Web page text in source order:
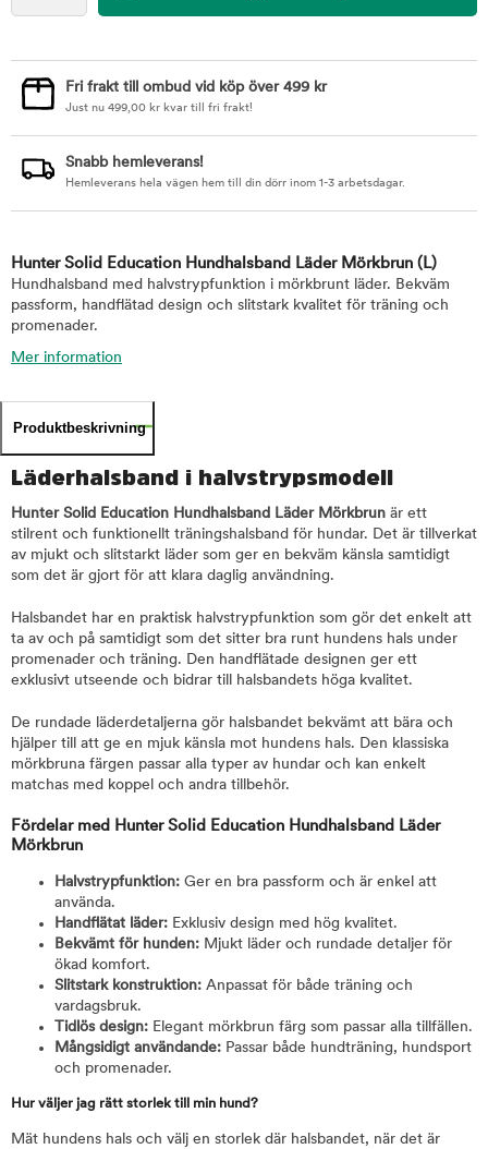
Fri frakt till ombud vid köp över 499 kr
Just nu 499,00 kr kvar till fri frakt!
Snabb hemleverans!
Hemleverans hela vägen hem till din dörr inom 1-3 arbetsdagar.
Hunter Solid Education Hundhalsband Läder Mörkbrun (L)
Hundhalsband med halvstrypfunktion i mörkbrunt läder. Bekväm
passform, handflätad design och slitstark kvalitet för träning och
promenader.
Mer information
Produktbeskrivning
Läderhalsband i halvstrypsmodell
Hunter Solid Education Hundhalsband Läder Mörkbrun är ett
stilrent och funktionellt träningshalsband för hundar. Det är tillverkat
av mjukt och slitstarkt läder som ger en bekväm känsla samtidigt
som det är gjort för att klara daglig användning.
Halsbandet har en praktisk halvstrypfunktion som gör det enkelt att
ta av och på samtidigt som det sitter bra runt hundens hals under
promenader och träning. Den handflätade designen ger ett
exklusivt utseende och bidrar till halsbandets höga kvalitet.
De rundade läderdetaljerna gör halsbandet bekvämt att bära och
hjälper till att ge en mjuk känsla mot hundens hals. Den klassiska
mörkbruna färgen passar alla typer av hundar och kan enkelt
matchas med koppel och andra tillbehör.
Fördelar med Hunter Solid Education Hundhalsband Läder
Mörkbrun
Halvstrypfunktion: Ger en bra passform och är enkel att
använda.
Handflätat läder: Exklusiv design med hög kvalitet.
Bekvämt för hunden: Mjukt läder och rundade detaljer för
ökad komfort.
Slitstark konstruktion: Anpassat för både träning och
vardagsbruk.
Tidlös design: Elegant mörkbrun färg som passar alla tillfällen.
Mångsidigt användande: Passar både hundträning, hundsport
och promenader.
Hur väljer jag rätt storlek till min hund?
Mät hundens hals och välj en storlek där halsbandet, när det är